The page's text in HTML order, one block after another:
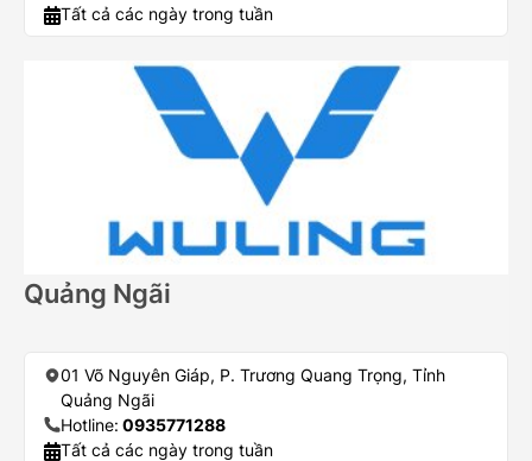
Tất cả các ngày trong tuần
Quảng Ngãi
01 Võ Nguyên Giáp, P. Trương Quang Trọng, Tỉnh
Quảng Ngãi
Hotline: 0935771288
Tất cả các ngày trong tuần